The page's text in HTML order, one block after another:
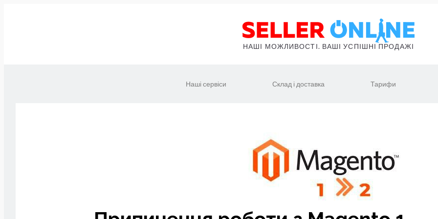
НАШІ МОЖЛИВОСТІ. ВАШІ УСПІШНІ ПРОДАЖІ
Наші сервіси Склад і доставка Тарифи